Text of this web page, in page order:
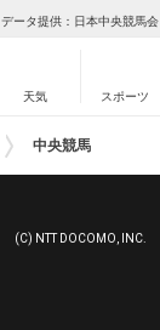
データ提供：日本中央競馬会
天気 スポーツ
中央競馬
(C) NTT DOCOMO, INC.